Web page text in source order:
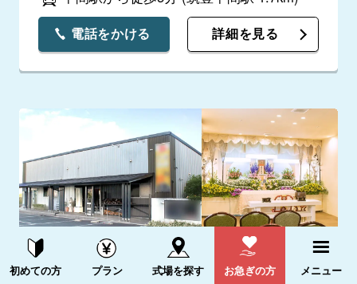
く、安心して進行を任せられました。
電話をかける 詳細を見る
家族みんなの別荘空間 響乃荘
資料請求する 電話をかける
初めての方 プラン 式場を探す お急ぎの方 メニュー